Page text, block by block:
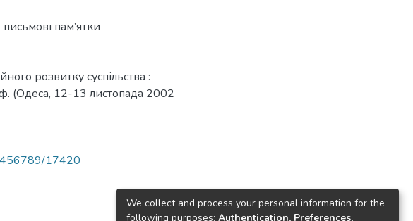
письмові пам’ятки
розвитку суспільства :
(Одеса, 12-13 листопада 2002
17420
We collect and process your personal information for the
following purposes: Authentication, Preferences,